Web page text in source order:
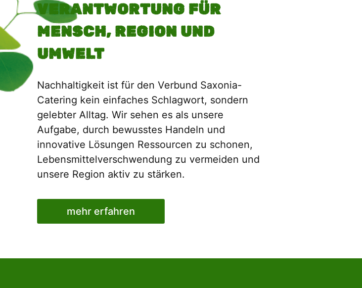
VERANTWORTUNG FÜR
MENSCH, REGION UND
UMWELT
Nachhaltigkeit ist für den Verbund Saxonia-
Catering kein einfaches Schlagwort, sondern
gelebter Alltag. Wir sehen es als unsere
Aufgabe, durch bewusstes Handeln und
innovative Lösungen Ressourcen zu schonen,
Lebensmittelverschwendung zu vermeiden und
unsere Region aktiv zu stärken.
mehr erfahren